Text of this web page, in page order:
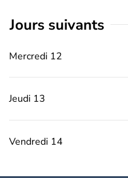
jours suivants
Mercredi 12
Jeudi 13
Vendredi 14